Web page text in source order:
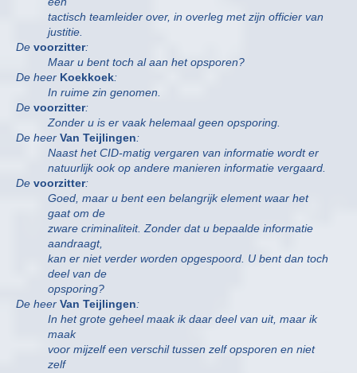
tactisch teamleider over, in overleg met zijn officier van
justitie.
De voorzitter:
Maar u bent toch al aan het opsporen?
De heer Koekkoek:
In ruime zin genomen.
De voorzitter:
Zonder u is er vaak helemaal geen opsporing.
De heer Van Teijlingen:
Naast het CID-matig vergaren van informatie wordt er
natuurlijk ook op andere manieren informatie vergaard.
De voorzitter:
Goed, maar u bent een belangrijk element waar het
gaat om de
zware criminaliteit. Zonder dat u bepaalde informatie
aandraagt,
kan er niet verder worden opgespoord. U bent dan toch
deel van de
opsporing?
De heer Van Teijlingen:
In het grote geheel maak ik daar deel van uit, maar ik
maak
voor mijzelf een verschil tussen zelf opsporen en niet
zelf